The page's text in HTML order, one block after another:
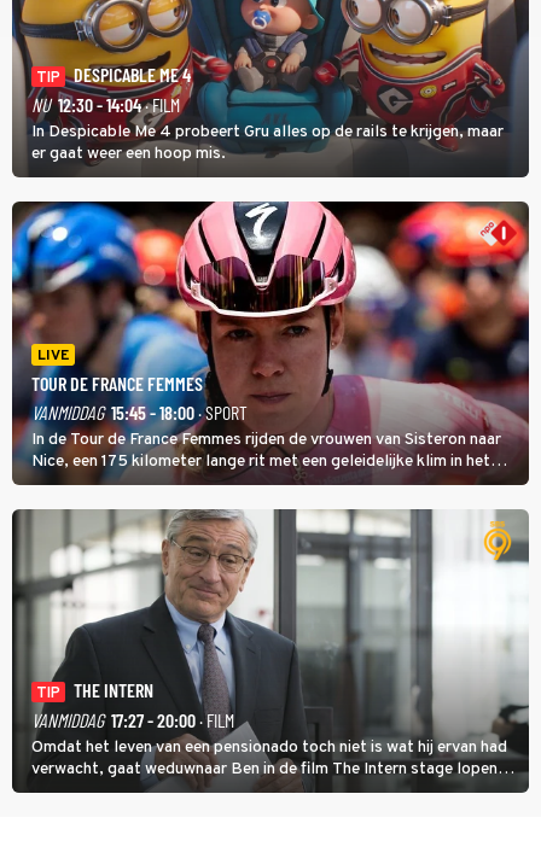
TIP
DESPICABLE ME 4
NU 12:30 - 14:04· FILM
In Despicable Me 4 probeert Gru alles op de rails te krijgen, maar
er gaat weer een hoop mis.
LIVE
TOUR DE FRANCE FEMMES
VANMIDDAG 15:45 - 18:00· SPORT
In de Tour de France Femmes rijden de vrouwen van Sisteron naar
Nice, een 175 kilometer lange rit met een geleidelijke klim in het
midden. Dat is mogelijk niet de zwaarste hindernis, dat is de
temperatuur. Het kan in Nice namelijk bloedheet worden.
TIP
THE INTERN
VANMIDDAG 17:27 - 20:00· FILM
Omdat het leven van een pensionado toch niet is wat hij ervan had
verwacht, gaat weduwnaar Ben in de film The Intern stage lopen
bij de hippe webwinkel van Jules, wat een gouden zet blijkt te zijn.